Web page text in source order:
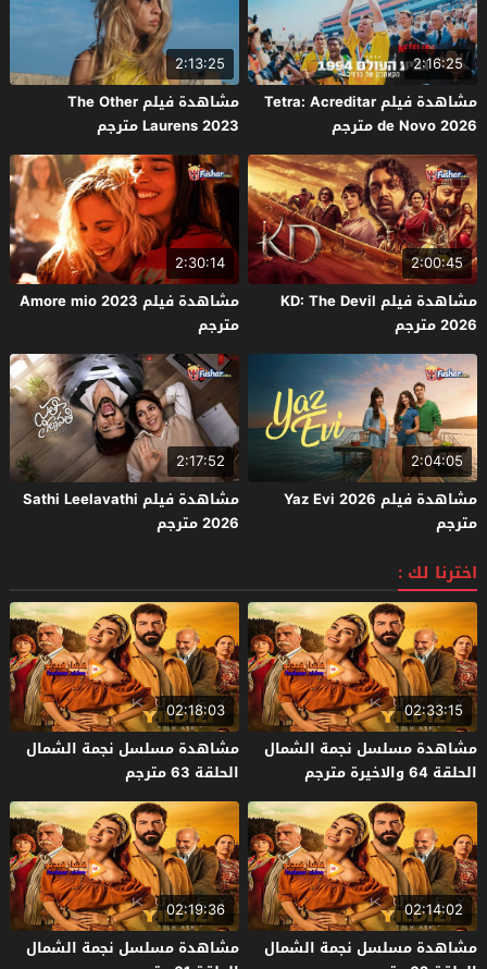
2:16:25
مشاهدة فيلم Tetra: Acreditar
de Novo 2026 مترجم
2:13:25
مشاهدة فيلم The Other
Laurens 2023 مترجم
2:00:45
مشاهدة فيلم KD: The Devil
2026 مترجم
2:30:14
مشاهدة فيلم Amore mio 2023
مترجم
2:04:05
مشاهدة فيلم Yaz Evi 2026
مترجم
2:17:52
مشاهدة فيلم Sathi Leelavathi
2026 مترجم
اخترنا لك :
02:33:15
مشاهدة مسلسل نجمة الشمال
الحلقة 64 والاخيرة مترجم
02:18:03
مشاهدة مسلسل نجمة الشمال
الحلقة 63 مترجم
02:14:02
مشاهدة مسلسل نجمة الشمال
02:19:36
مشاهدة مسلسل نجمة الشمال